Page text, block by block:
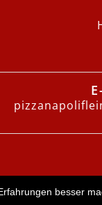
besser